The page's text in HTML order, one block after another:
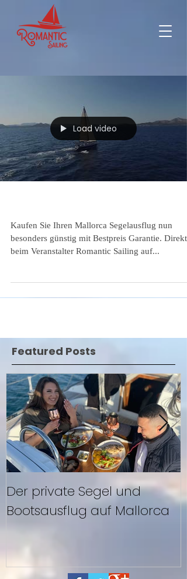
Load video
Kaufen Sie Ihren Mallorca Segelausflug nun
besonders günstig mit Bestpreis Garantie. Direkt
beim Veranstalter Romantic Sailing auf...
Featured Posts
Der private Segel und
Bootsausflug auf Mallorca